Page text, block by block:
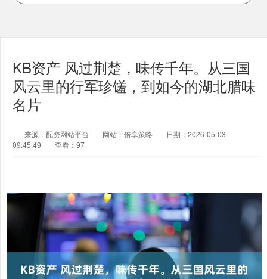
KB资产 风过荆楚，味传千年。从三国
风云里的行军珍馐，到如今的湖北腊味
名片
来源：配资网站平台 网站：倍享策略
日期：2026-05-03
09:45:49
查看：97